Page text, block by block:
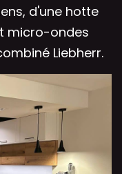
d'une hotte
micro-ondes
Liebherr.